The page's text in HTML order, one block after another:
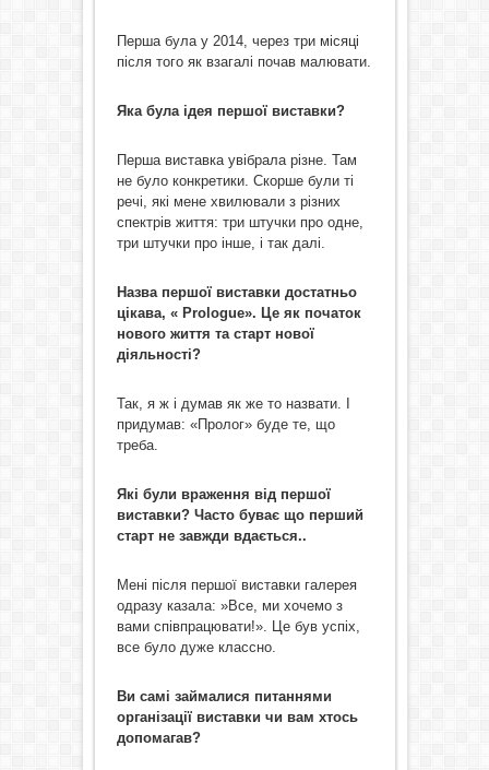
Перша була у 2014, через три місяці
після того як взагалі почав малювати.
Яка була ідея першої виставки?
Перша виставка увібрала різне. Там
не було конкретики. Скорше були ті
речі, які мене хвилювали з різних
спектрів життя: три штучки про одне,
три штучки про інше, і так далі.
Назва першої виставки достатньо
цікава, « Prologue». Це як початок
нового життя та старт нової
діяльності?
Так, я ж і думав як же то назвати. І
придумав: «Пролог» буде те, що
треба.
Які були враження від першої
виставки? Часто буває що перший
старт не завжди вдається..
Мені після першої виставки галерея
одразу казала: »Все, ми хочемо з
вами співпрацювати!». Це був успіх,
все було дуже классно.
Ви самі займалися питаннями
організації виставки чи вам хтось
допомагав?